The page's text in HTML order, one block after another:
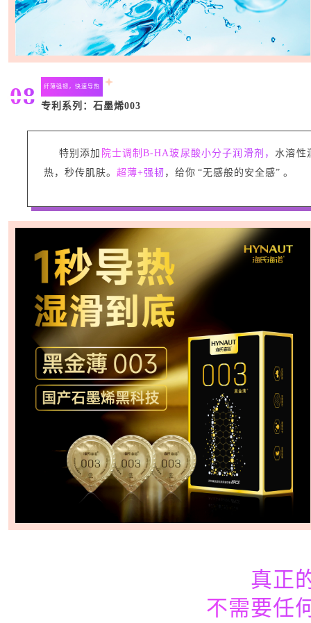
08 纤薄强韧，快速导热
专利系列：石墨烯003
特别添加 院士调制B-HA玻尿酸小分子润滑剂， 水溶性
热，秒传肌肤。 超薄+强韧 ，给你 “无感般的安全感” 。
真正
不需要任